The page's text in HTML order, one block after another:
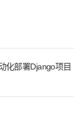
化部署Django项目